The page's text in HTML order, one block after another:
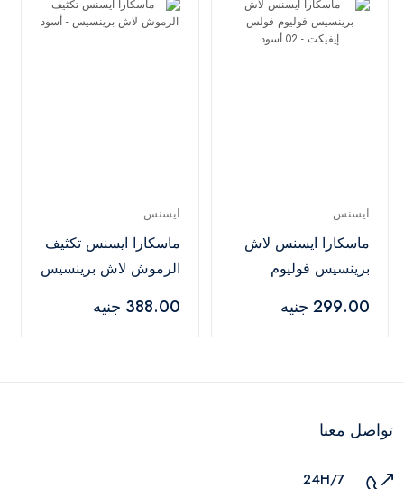
ايسنس
ماسكارا ايسنس لاش
برينسيس فوليوم
أسود
299.00 جنيه
ايسنس
ماسكارا ايسنس تكثيف
الرموش لاش برينسيس
388.00 جنيه
تواصل معنا
24H/7